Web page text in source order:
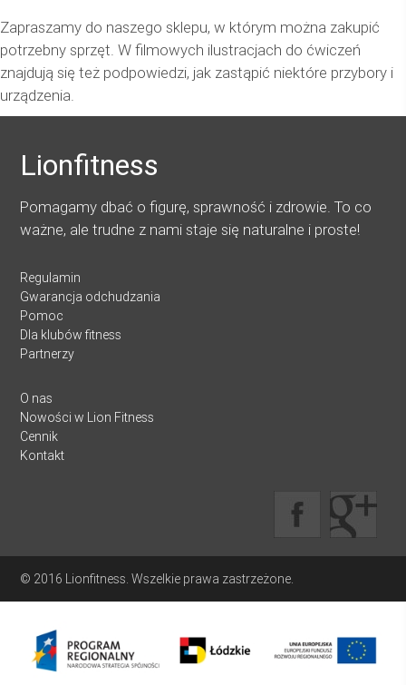
Zapraszamy do naszego sklepu, w którym można zakupić
potrzebny sprzęt. W filmowych ilustracjach do ćwiczeń
znajdują się też podpowiedzi, jak zastąpić niektóre przybory i
urządzenia.
Lionfitness
Pomagamy dbać o figurę, sprawność i zdrowie. To co
ważne, ale trudne z nami staje się naturalne i proste!
Regulamin
Gwarancja odchudzania
Pomoc
Dla klubów fitness
Partnerzy
O nas
Nowości w Lion Fitness
Cennik
Kontakt
© 2016 Lionfitness. Wszelkie prawa zastrzeżone.